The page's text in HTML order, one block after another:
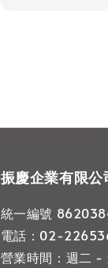
振慶企業有限公
統一編號
電話：02-
營業時間：週二